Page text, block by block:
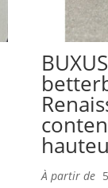
BUXUS
À partir de